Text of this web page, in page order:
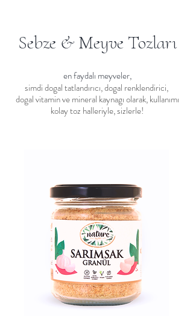
Sebze & Meyve Tozları
en faydalı meyveler,
simdi dogal tatlandırıcı, dogal renklendirici,
dogal vitamin ve mineral kaynagı olarak,kullanımı
kolay toz halleriyle, sizlerle!